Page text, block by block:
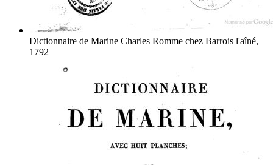
Dictionnaire de Marine Charles Romme chez Barrois l'aîné,
1792